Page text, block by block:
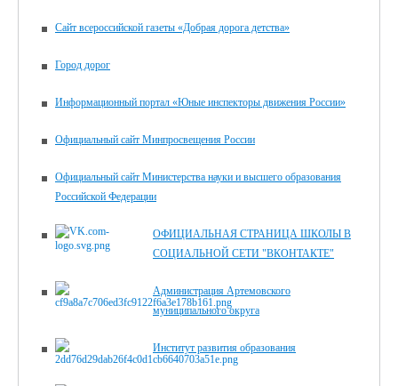
Сайт всероссийской газеты «Добрая дорога детства»
Город дорог
Информационный портал «Юные инспекторы движения России»
Официальный сайт Минпросвещения России
Официальный сайт Министерства науки и высшего образования
Российской Федерации
ОФИЦИАЛЬНАЯ СТРАНИЦА ШКОЛЫ В
СОЦИАЛЬНОЙ СЕТИ "ВКОНТАКТЕ"
Администрация Артемовского
муниципального округа
Институт развития образования